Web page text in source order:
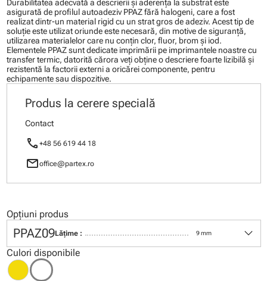
Durabilitatea adecvată a descrierii şi aderenţa la substrat este
asigurată de profilul autoadeziv PPAZ fără halogeni, care a fost
realizat dintr-un material rigid cu un strat gros de adeziv. Acest tip de
soluţie este utilizat oriunde este necesară, din motive de siguranţă,
utilizarea materialelor care nu conţin clor, fluor, brom şi iod.
Elementele PPAZ sunt dedicate imprimării pe imprimantele noastre cu
transfer termic, datorită cărora veţi obţine o descriere foarte lizibilă şi
rezistentă la factorii externi a oricărei componente, pentru
echipamente sau dispozitive.
Produs la cerere specială
Contact
call +48 56 619 44 18
mailoffice@partex.ro
Opțiuni produs
PPAZ09Lăţime : 9 mm keyboard_arrow_down
Culori disponibile